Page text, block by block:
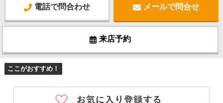
電話で問合わせ メールで問合せ
来店予約
ここがおすすめ！